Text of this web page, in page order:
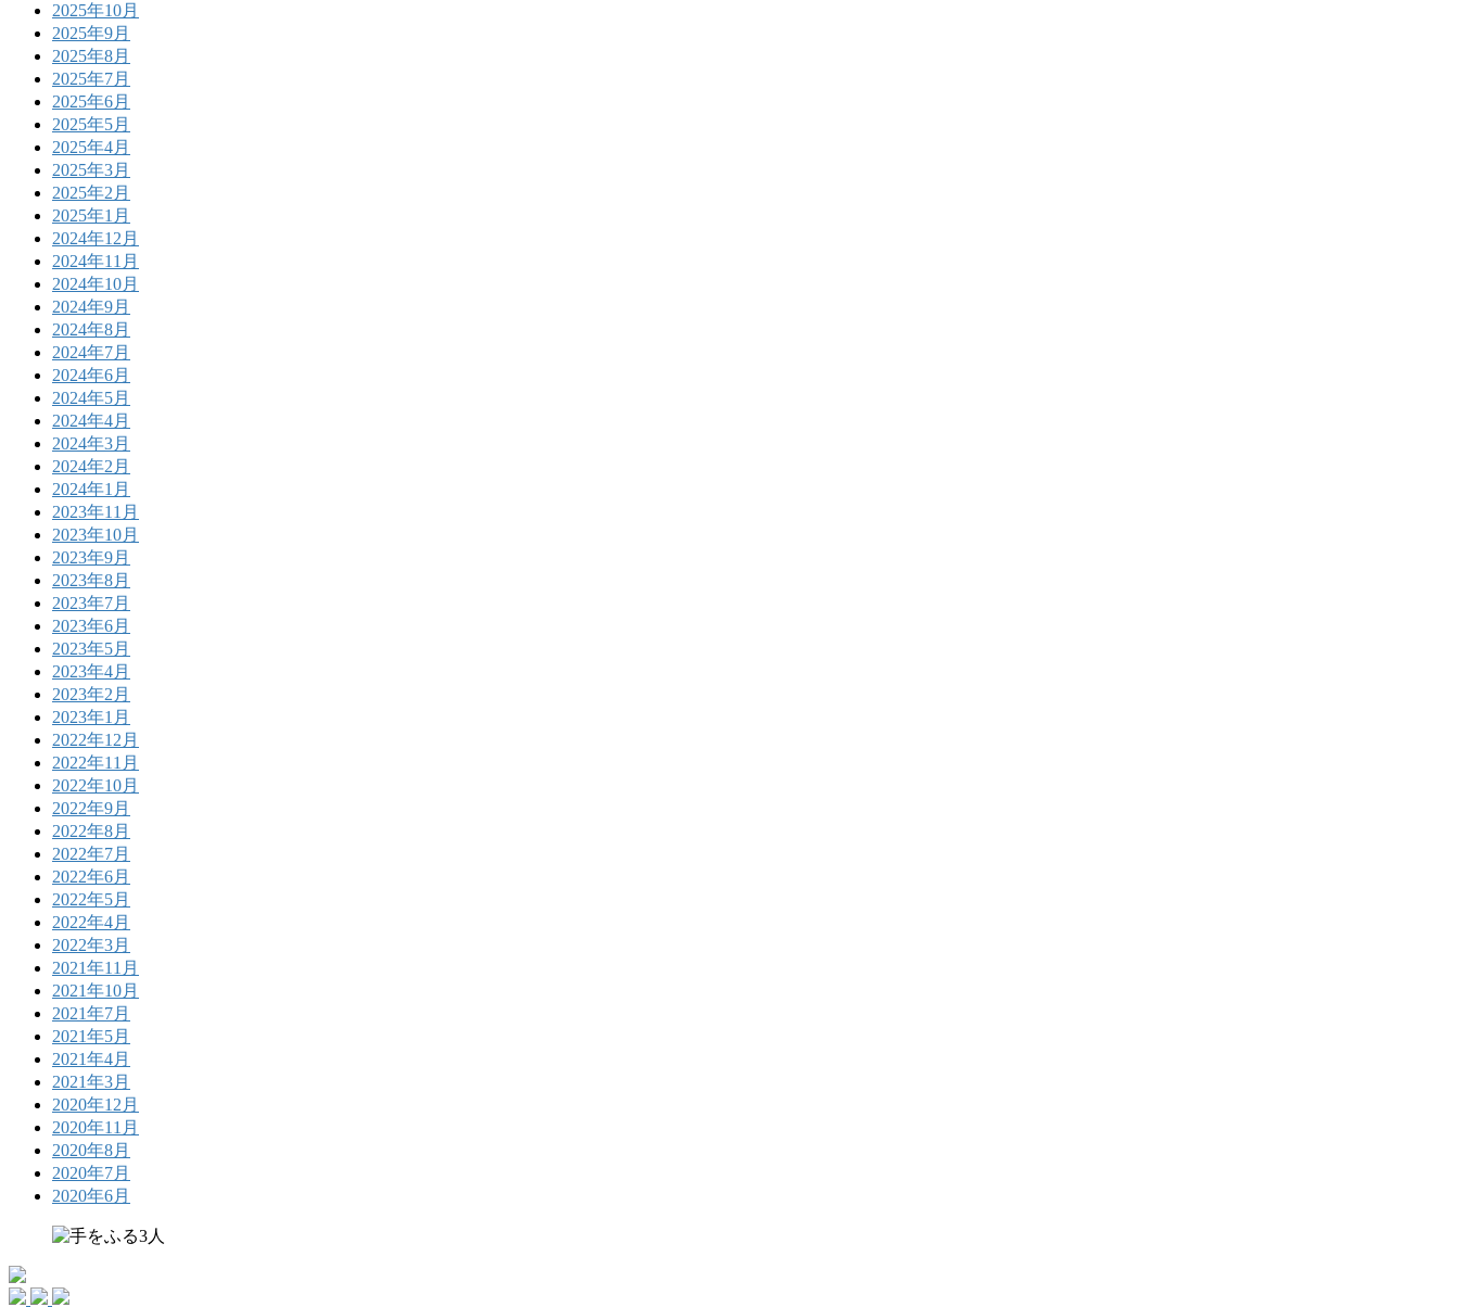
2025年10月
2025年9月
2025年8月
2025年7月
2025年6月
2025年5月
2025年4月
2025年3月
2025年2月
2025年1月
2024年12月
2024年11月
2024年10月
2024年9月
2024年8月
2024年7月
2024年6月
2024年5月
2024年4月
2024年3月
2024年2月
2024年1月
2023年11月
2023年10月
2023年9月
2023年8月
2023年7月
2023年6月
2023年5月
2023年4月
2023年2月
2023年1月
2022年12月
2022年11月
2022年10月
2022年9月
2022年8月
2022年7月
2022年6月
2022年5月
2022年4月
2022年3月
2021年11月
2021年10月
2021年7月
2021年5月
2021年4月
2021年3月
2020年12月
2020年11月
2020年8月
2020年7月
2020年6月